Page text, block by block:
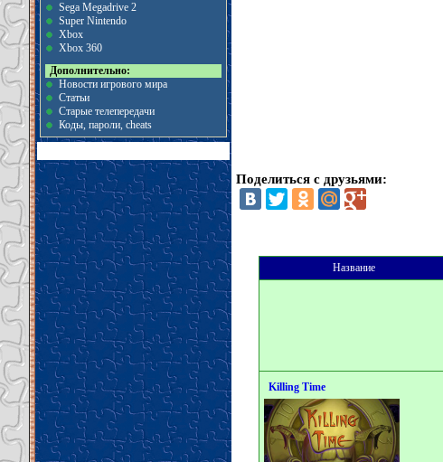
Sega Megadrive 2
Super Nintendo
Xbox
Xbox 360
Дополнительно:
Новости игрового мира
Статьи
Старые телепередачи
Коды, пароли, cheats
Поделиться с друзьями:
Название
Killing Time